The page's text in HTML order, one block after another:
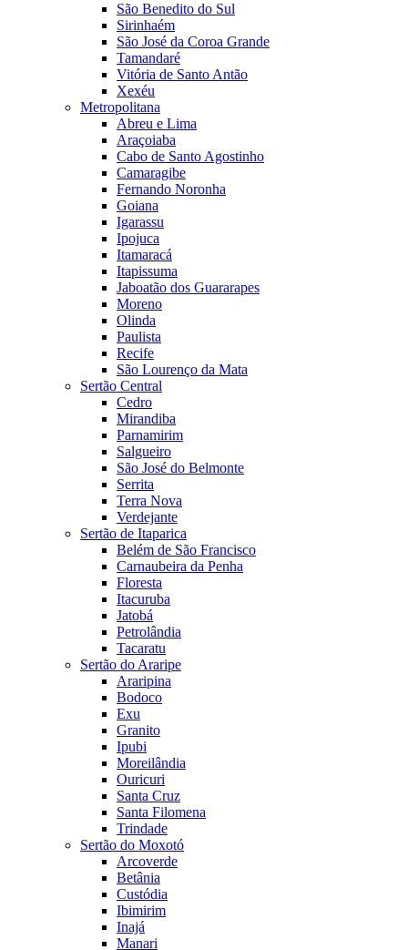
São Benedito do Sul
Sirinhaém
São José da Coroa Grande
Tamandaré
Vitória de Santo Antão
Xexéu
Metropolitana
Abreu e Lima
Araçoiaba
Cabo de Santo Agostinho
Camaragibe
Fernando Noronha
Goiana
Igarassu
Ipojuca
Itamaracá
Itapissuma
Jaboatão dos Guararapes
Moreno
Olinda
Paulista
Recife
São Lourenço da Mata
Sertão Central
Cedro
Mirandiba
Parnamirim
Salgueiro
São José do Belmonte
Serrita
Terra Nova
Verdejante
Sertão de Itaparica
Belém de São Francisco
Carnaubeira da Penha
Floresta
Itacuruba
Jatobá
Petrolândia
Tacaratu
Sertão do Araripe
Araripina
Bodoco
Exu
Granito
Ipubi
Moreilândia
Ouricuri
Santa Cruz
Santa Filomena
Trindade
Sertão do Moxotó
Arcoverde
Betânia
Custódia
Ibimirim
Inajá
Manari